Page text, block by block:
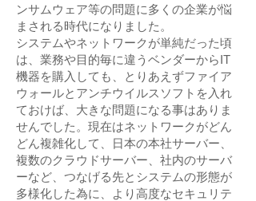
ンサムウェア等の問題に多くの企業が悩
まされる時代になりました。
システムやネットワークが単純だった頃
は、業務や目的毎に違うベンダーからIT
機器を購入しても、とりあえずファイア
ウォールとアンチウイルスソフトを入れ
ておけば、大きな問題になる事はありま
せんでした。現在はネットワークがどん
どん複雑化して、日本の本社サーバー、
複数のクラウドサーバー、社内のサーバ
ーなど、つなげる先とシステムの形態が
多様化した為に、より高度なセキュリテ